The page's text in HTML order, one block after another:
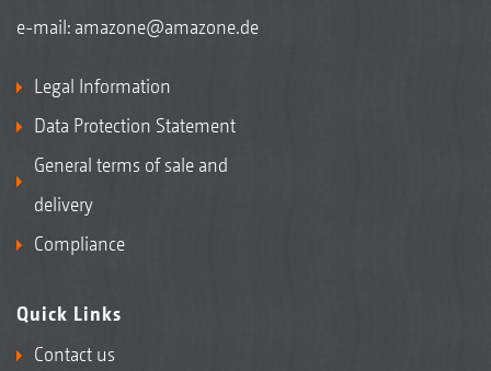
e-mail: amazone@amazone.de
Legal Information
Data Protection Statement
General terms of sale and
delivery
Compliance
Quick Links
Contact us